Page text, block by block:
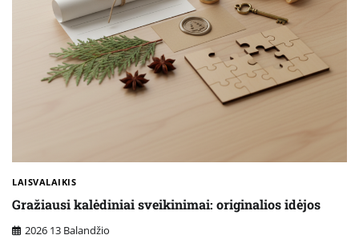
LAISVALAIKIS
Gražiausi kalėdiniai sveikinimai: originalios idėjos
2026 13 Balandžio